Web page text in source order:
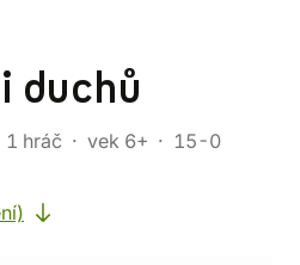
duchů
1 hráč vek 6+
15-0